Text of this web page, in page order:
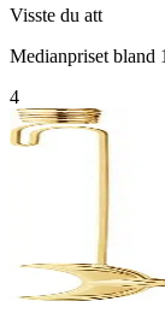
Visste du att
Medianpriset bland
4